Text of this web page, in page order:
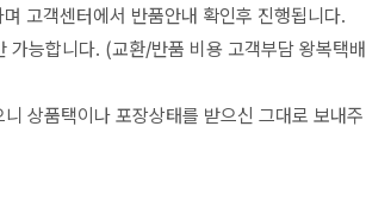
며 고객센터에서 반품안내 확인후 진행됩니다.
가능합니다. (교환/반품 비용 고객부담 왕복택배
상품택이나 포장상태를 받으신 그대로 보내주